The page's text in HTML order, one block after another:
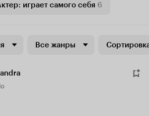
играет самого себя 6
Все жанры